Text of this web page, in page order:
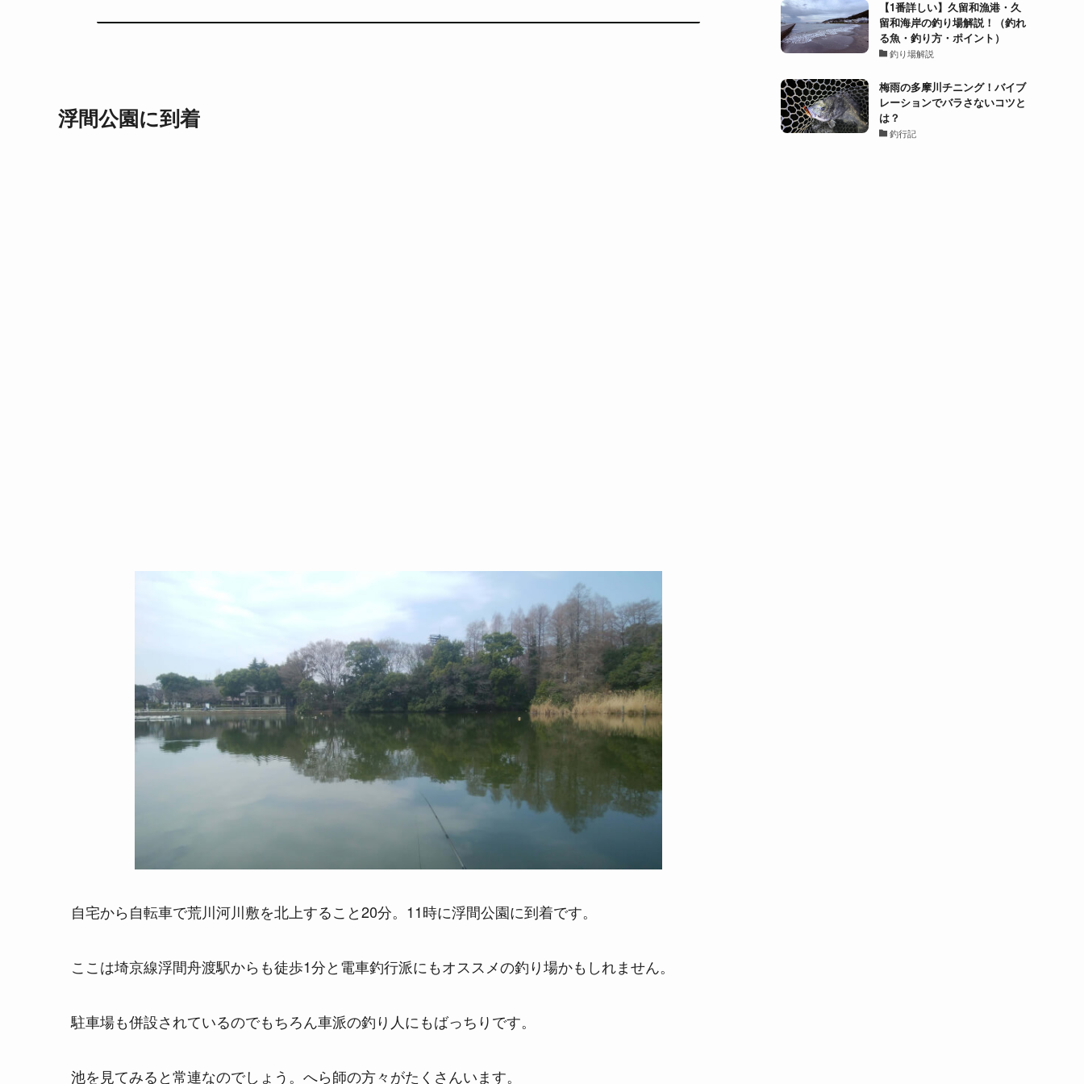
浮間公園に到着
自宅から自転車で荒川河川敷を北上すること20分。11時に浮間公園に到着です。
ここは埼京線浮間舟渡駅からも徒歩1分と電車釣行派にもオススメの釣り場かもしれません。
駐車場も併設されているのでもちろん車派の釣り人にもばっちりです。
池を見てみると常連なのでしょう。へら師の方々がたくさんいます。
【1番詳しい】久留和漁港・久
留和海岸の釣り場解説！（釣れ
る魚・釣り方・ポイント）
釣り場解説
梅雨の多摩川チニング！バイブ
レーションでバラさないコツと
は？
釣行記